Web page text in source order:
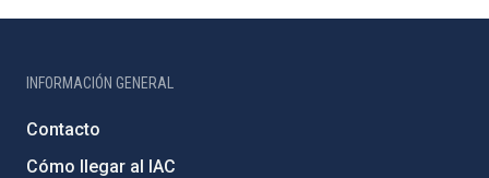
INFORMACIÓN GENERAL
Contacto
Cómo llegar al IAC